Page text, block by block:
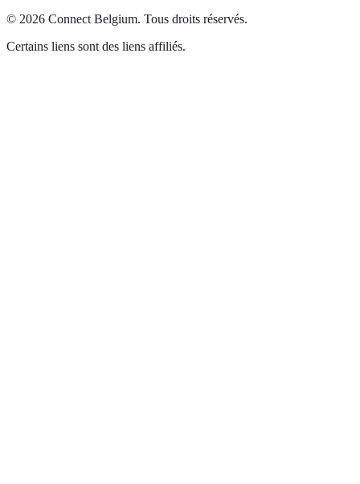
© 2026 Connect Belgium. Tous droits réservés.
Certains liens sont des liens affiliés.